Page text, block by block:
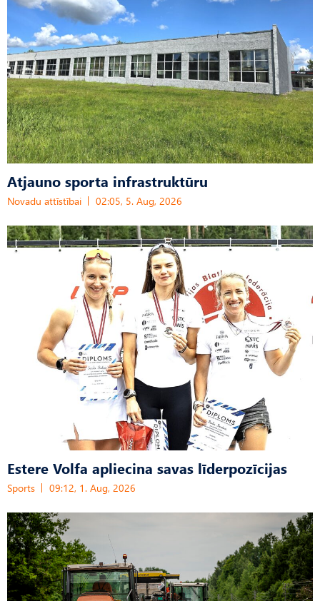
Atjauno sporta infrastruktūru
Novadu attīstībai 02:05, 5. Aug, 2026
Estere Volfa apliecina savas līderpozīcijas
Sports 09:12, 1. Aug, 2026